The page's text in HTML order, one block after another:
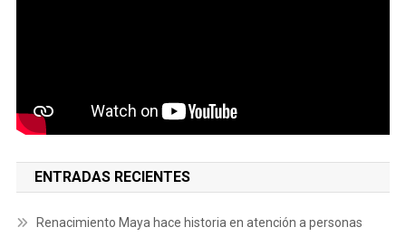
ENTRADAS RECIENTES
Renacimiento Maya hace historia en atención a personas